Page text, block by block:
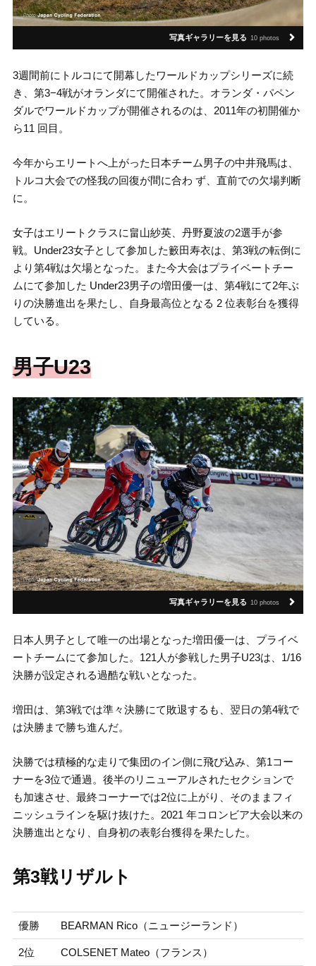
写真ギャラリーを見る 10 photos
3週間前にトルコにて開幕したワールドカップシリーズに続
き、第3−4戦がオランダにて開催された。オランダ・パペン
ダルでワールドカップが開催されるのは、2011年の初開催か
ら11 回目。
今年からエリートへ上がった日本チーム男子の中井飛馬は、
トルコ大会での怪我の回復が間に合わ ず、直前での欠場判断
に。
女子はエリートクラスに畠山紗英、丹野夏波の2選手が参
戦。Under23女子として参加した籔田寿衣は、第3戦の転倒に
より第4戦は欠場となった。また今大会はプライベートチー
ムにて参加した Under23男子の増田優一は、第4戦にて2年ぶ
りの決勝進出を果たし、自身最高位となる 2 位表彰台を獲得
している。
男子U23
写真ギャラリーを見る 10 photos
日本人男子として唯一の出場となった増田優一は、プライベ
ートチームにて参加した。121人が参戦した男子U23は、1/16
決勝が設定される過酷な戦いとなった。
増田は、第3戦では準々決勝にて敗退するも、翌日の第4戦で
は決勝まで勝ち進んだ。
決勝では積極的な走りで集団のイン側に飛び込み、第1コー
ナーを3位で通過。後半のリニューアルされたセクションで
も加速させ、最終コーナーでは2位に上がり、そのままフィ
ニッシュラインを駆け抜けた。2021 年コロンビア大会以来の
決勝進出となり、自身初の表彰台獲得を果たした。
第3戦リザルト
優勝 BEARMAN Rico（ニュージーランド）
2位 COLSENET Mateo（フランス）